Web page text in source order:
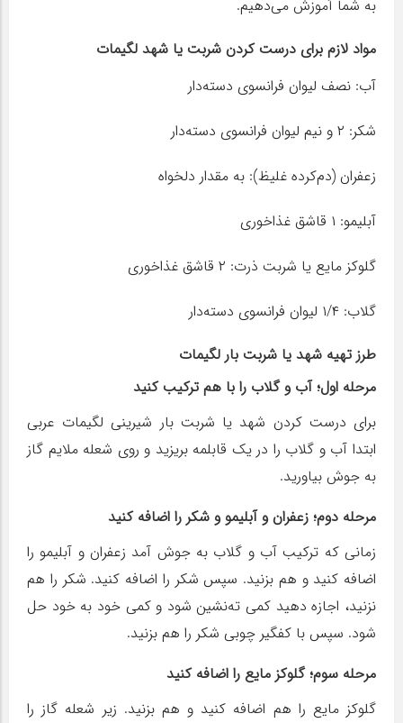
به شما آموزش می‌دهیم.
مواد لازم برای درست کردن شربت یا شهد لگیمات
آب: نصف لیوان فرانسوی دسته‌دار
شکر: ۲ و نیم لیوان فرانسوی دسته‌دار
زعفران (دم‌کرده غلیظ): به مقدار دلخواه
آبلیمو: ۱ قاشق غذاخوری
گلوکز مایع یا شربت ذرت: ۲ قاشق غذاخوری
گلاب: ۱/۴ لیوان فرانسوی دسته‌دار
طرز تهیه شهد یا شربت بار لگیمات
مرحله اول؛ آب و گلاب را با هم ترکیب کنید
برای درست کردن شهد یا شربت بار شیرینی لگیمات عربی
ابتدا آب و گلاب را در یک قابلمه بریزید و روی شعله ملایم گاز
به جوش بیاورید.
مرحله دوم؛ زعفران و آبلیمو و شکر را اضافه کنید
زمانی که ترکیب آب و گلاب به جوش آمد زعفران و آبلیمو را
اضافه کنید و هم بزنید. سپس شکر را اضافه کنید. شکر را هم
نزنید، اجازه دهید کمی ته‌نشین شود و کمی خود به خود حل
شود. سپس با کفگیر چوبی شکر را هم بزنید.
مرحله سوم؛ گلوکز مایع را اضافه کنید
گلوکز مایع را هم اضافه کنید و هم بزنید. زیر شعله گاز را